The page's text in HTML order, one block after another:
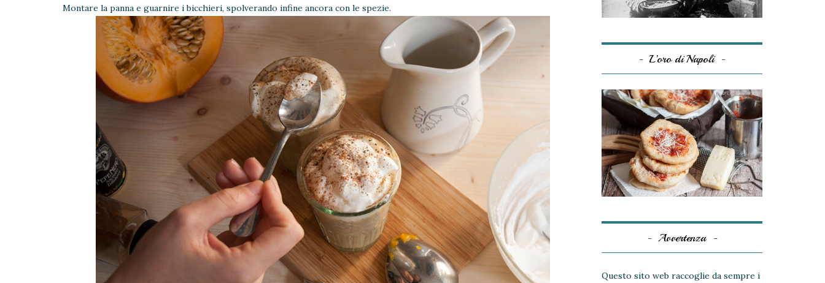
Montare la panna e guarnire i bicchieri, spolverando infine ancora con le spezie.
L’oro di Napoli
Avvertenza
Questo sito web raccoglie da sempre i